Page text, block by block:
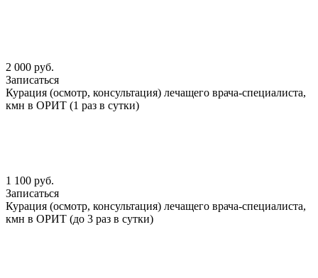
2 000 руб.
Записаться
Курация (осмотр, консультация) лечащего врача-специалиста,
кмн в ОРИТ (1 раз в сутки)
1 100 руб.
Записаться
Курация (осмотр, консультация) лечащего врача-специалиста,
кмн в ОРИТ (до 3 раз в сутки)